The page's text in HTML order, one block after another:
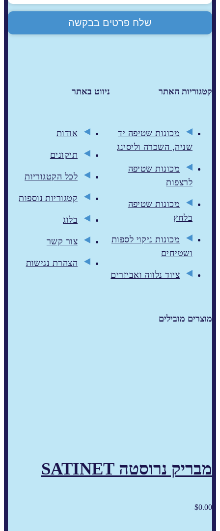
ניווט באתר
אודות
תיקונים
לכל הקטגוריות
קטגוריות נוספות
בלוג
צור קשר
הצהרת נגישות
קטגוריות האתר
מכונות שטיפה יד
שניה, השכרה וליסינג
מכונות שטיפה
לרצפות
מכונות שטיפה
בלחץ
מכונות ניקוי לספות
ושטיחים
ציוד נלווה ואביזרים
מוצרים מובילים
מבריק נרוסטה SATINET
$0.00